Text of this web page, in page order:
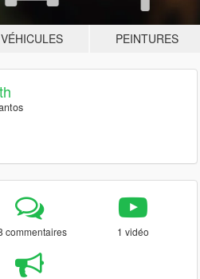
VÉHICULES PEINTURES
commentaires 1 vidéo